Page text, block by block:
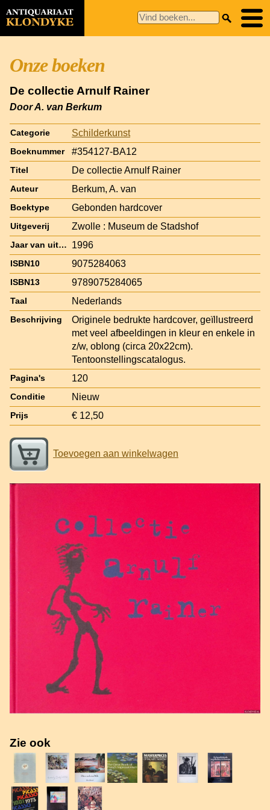
Onze boeken
De collectie Arnulf Rainer
Door A. van Berkum
Categorie Schilderkunst
Boeknummer #354127-BA12
Titel De collectie Arnulf Rainer
Auteur Berkum, A. van
Boektype Gebonden hardcover
Uitgeverij Zwolle : Museum de Stadshof
Jaar van uitgave 1996
ISBN10 9075284063
ISBN13 9789075284065
Taal Nederlands
Beschrijving
Originele bedrukte hardcover, geïllustreerd
met veel afbeeldingen in kleur en enkele in
z/w, oblong (circa 20x22cm).
Tentoonstellingscatalogus.
Pagina's 120
Conditie Nieuw
Prijs € 12,50
Toevoegen aan winkelwagen
Zie ook